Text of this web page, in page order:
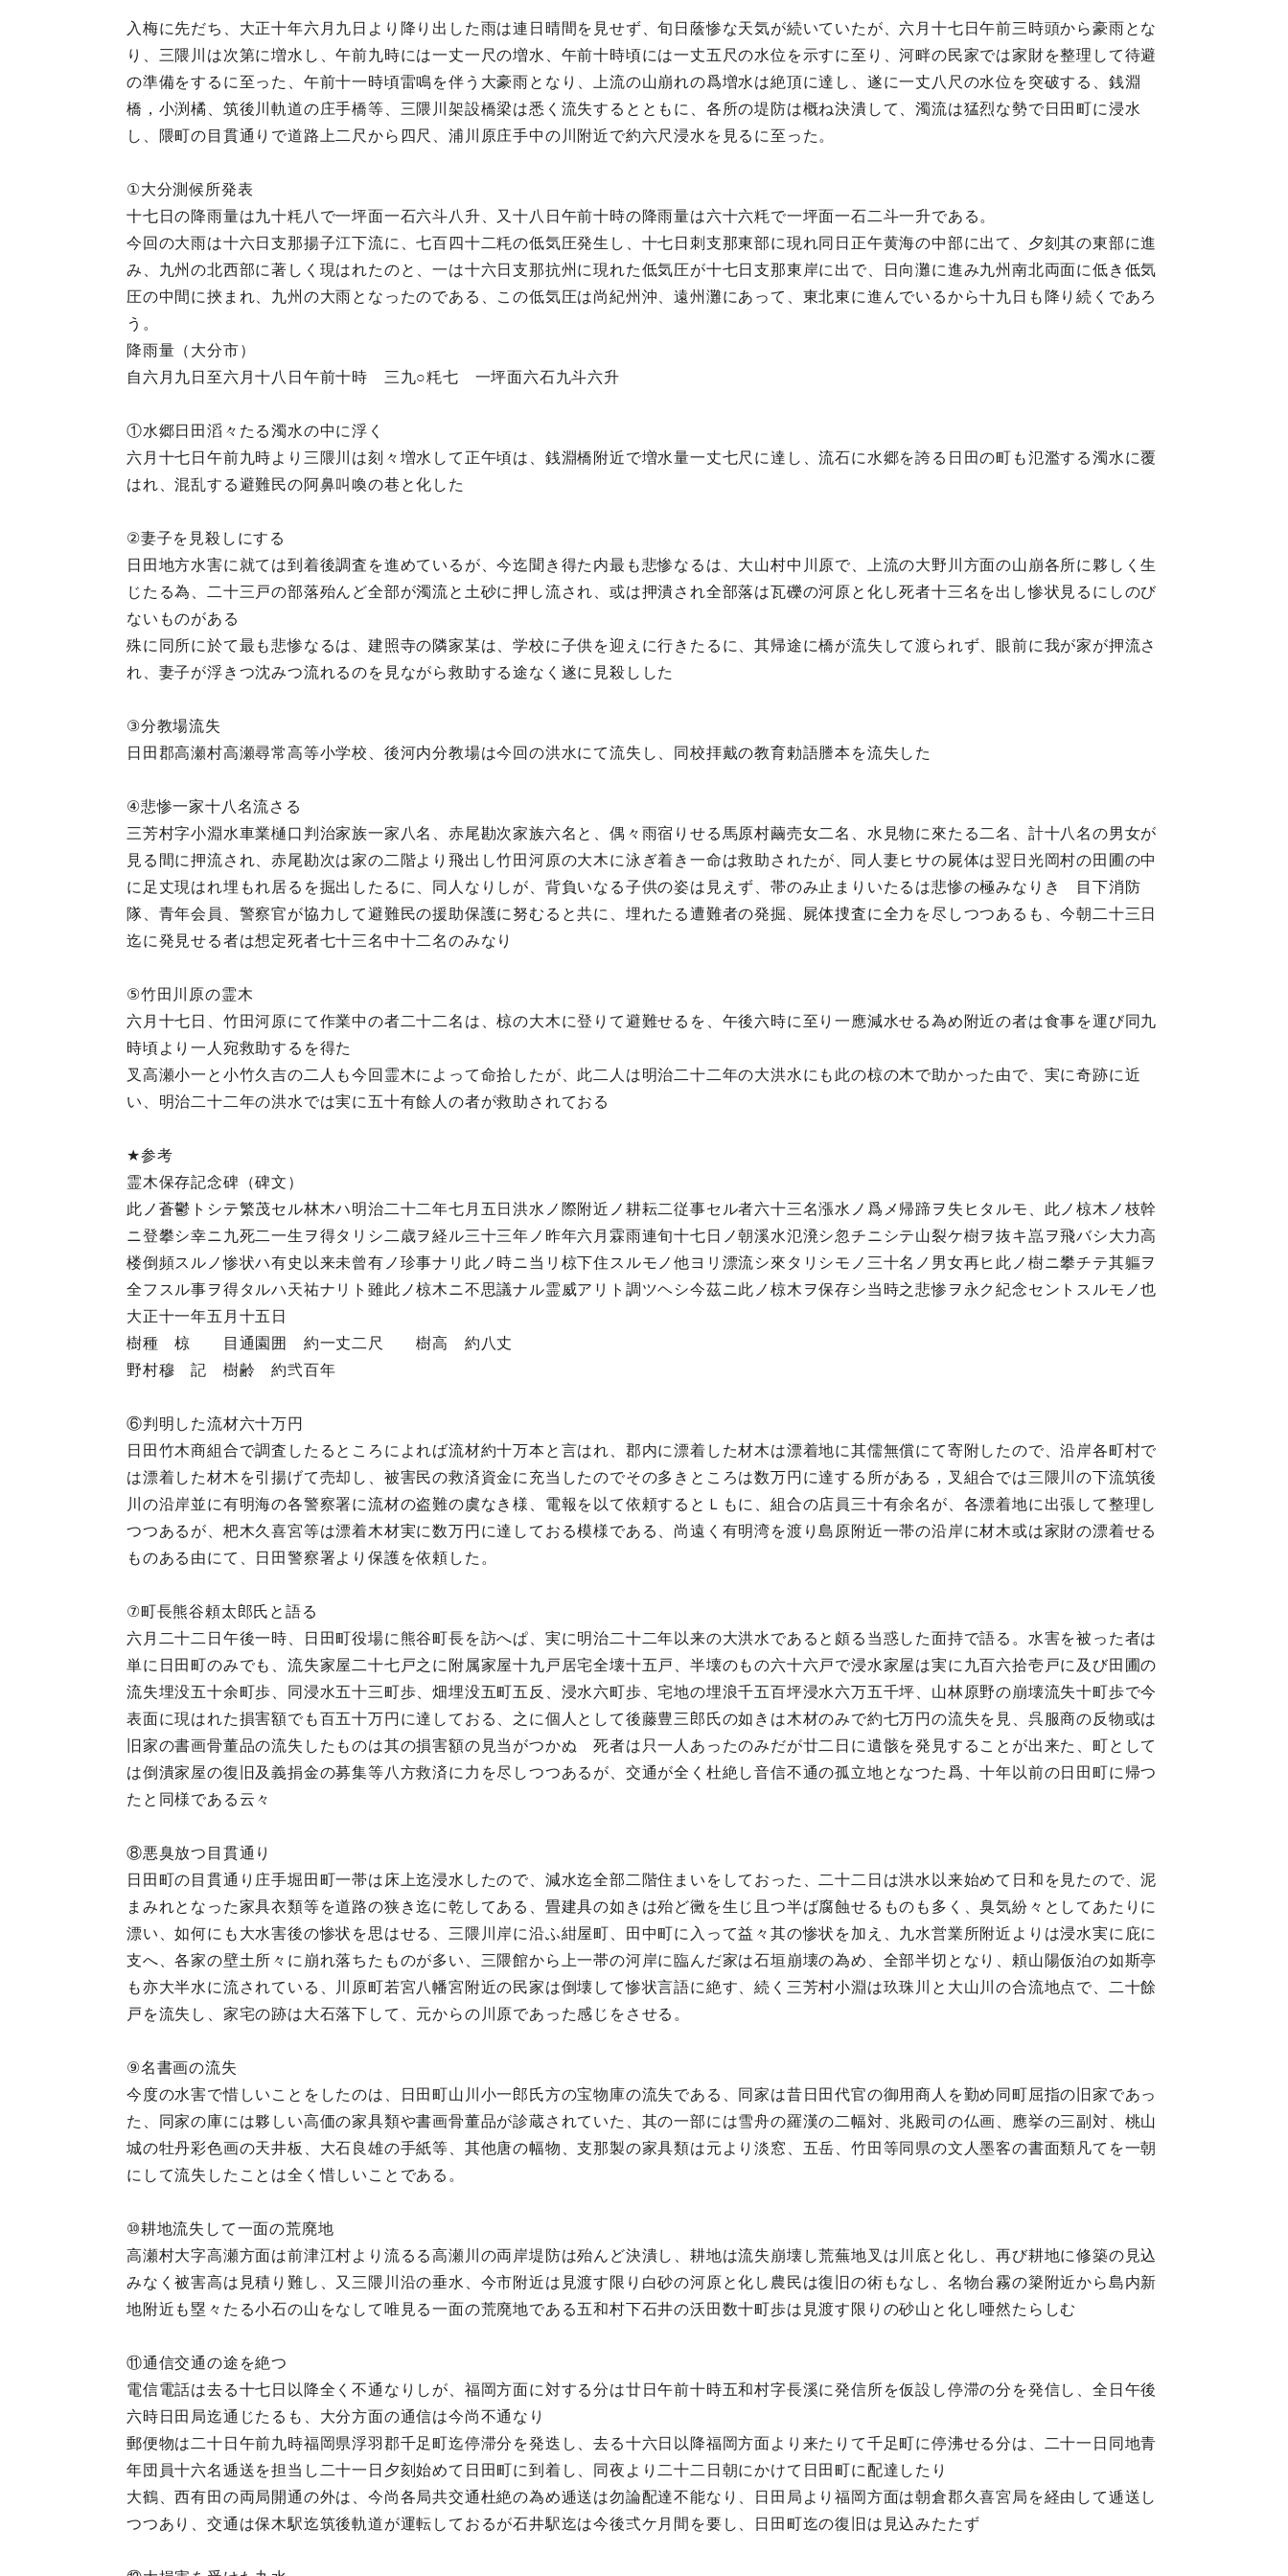
入梅に先だち、大正十年六月九日より降り出した雨は連日晴間を見せず、旬日蔭惨な天気が続いていたが、六月十七日午前三時頭から豪雨とな
り、三隈川は次第に増水し、午前九時には一丈一尺の増水、午前十時頃には一丈五尺の水位を示すに至り、河畔の民家では家財を整理して待避
の準備をするに至った、午前十一時頃雷鳴を伴う大豪雨となり、上流の山崩れの爲増水は絶頂に達し、遂に一丈八尺の水位を突破する、銭淵
橋，小渕橘、筑後川軌道の庄手橋等、三隈川架設橋梁は悉く流失するとともに、各所の堤防は概ね決潰して、濁流は猛烈な勢で日田町に浸水
し、隈町の目貫通りで道路上二尺から四尺、浦川原庄手中の川附近で約六尺浸水を見るに至った。
①大分測候所発表
十七日の降雨量は九十粍八で一坪面一石六斗八升、又十八日午前十時の降雨量は六十六粍で一坪面一石二斗一升である。
今回の大雨は十六日支那揚子江下流に、七百四十二粍の低気圧発生し、十七日刺支那東部に現れ同日正午黄海の中部に出て、夕刻其の東部に進
み、九州の北西部に著しく現はれたのと、一は十六日支那抗州に現れた低気圧が十七日支那東岸に出で、日向灘に進み九州南北両面に低き低気
圧の中間に挾まれ、九州の大雨となったのである、この低気圧は尚紀州沖、遠州灘にあって、東北東に進んでいるから十九日も降り続くであろ
う。
降雨量（大分市）
自六月九日至六月十八日午前十時 三九○粍七 一坪面六石九斗六升
①水郷日田滔々たる濁水の中に浮く
六月十七日午前九時より三隈川は刻々増水して正午頃は、銭淵橋附近で増水量一丈七尺に達し、流石に水郷を誇る日田の町も氾濫する濁水に覆
はれ、混乱する避難民の阿鼻叫喚の巷と化した
②妻子を見殺しにする
日田地方水害に就ては到着後調査を進めているが、今迄聞き得た内最も悲惨なるは、大山村中川原で、上流の大野川方面の山崩各所に夥しく生
じたる為、二十三戸の部落殆んど全部が濁流と土砂に押し流され、或は押潰され全部落は瓦礫の河原と化し死者十三名を出し惨状見るにしのび
ないものがある
殊に同所に於て最も悲惨なるは、建照寺の隣家某は、学校に子供を迎えに行きたるに、其帰途に橋が流失して渡られず、眼前に我が家が押流さ
れ、妻子が浮きつ沈みつ流れるのを見ながら救助する途なく遂に見殺しした
③分教場流失
日田郡高瀬村高瀬尋常高等小学校、後河内分教場は今回の洪水にて流失し、同校拝戴の教育勅語謄本を流失した
④悲惨一家十八名流さる
三芳村字小淵水車業樋口判治家族一家八名、赤尾勘次家族六名と、偶々雨宿りせる馬原村繭売女二名、水見物に來たる二名、計十八名の男女が
見る間に押流され、赤尾勘次は家の二階より飛出し竹田河原の大木に泳ぎ着き一命は救助されたが、同人妻ヒサの屍体は翌日光岡村の田圃の中
に足丈現はれ埋もれ居るを掘出したるに、同人なりしが、背負いなる子供の姿は見えず、帯のみ止まりいたるは悲惨の極みなりき 目下消防
隊、青年会員、警察官が協力して避難民の援助保護に努むると共に、埋れたる遭難者の発掘、屍体捜査に全力を尽しつつあるも、今朝二十三日
迄に発見せる者は想定死者七十三名中十二名のみなり
⑤竹田川原の霊木
六月十七日、竹田河原にて作業中の者二十二名は、椋の大木に登りて避難せるを、午後六時に至り一應減水せる為め附近の者は食事を運び同九
時頃より一人宛救助するを得た
叉高瀬小一と小竹久吉の二人も今回霊木によって命拾したが、此二人は明治二十二年の大洪水にも此の椋の木で助かった由で、実に奇跡に近
い、明治二十二年の洪水では実に五十有餘人の者が救助されておる
★参考
霊木保存記念碑（碑文）
此ノ蒼鬱トシテ繁茂セル林木ハ明治二十二年七月五日洪水ノ際附近ノ耕耘二従事セル者六十三名漲水ノ爲メ帰蹄ヲ失ヒタルモ、此ノ椋木ノ枝幹
ニ登攀シ幸ニ九死二一生ヲ得タリシ二歳ヲ経ル三十三年ノ昨年六月霖雨連旬十七日ノ朝溪水氾溌シ忽チニシテ山裂ケ樹ヲ抜キ嵓ヲ飛バシ大力高
楼倒頻スルノ惨状ハ有史以来未曾有ノ珍事ナリ此ノ時ニ当リ椋下住スルモノ他ヨリ漂流シ來タリシモノ三十名ノ男女再ヒ此ノ樹ニ攀チテ其軀ヲ
全フスル事ヲ得タルハ天祐ナリト雖此ノ椋木ニ不思議ナル霊威アリト調ツヘシ今茲ニ此ノ椋木ヲ保存シ当時之悲惨ヲ永ク紀念セントスルモノ也
大正十一年五月十五日
樹種 椋 目通園囲 約一丈二尺 樹高 約八丈
野村穆 記 樹齢 約弐百年
⑥判明した流材六十万円
日田竹木商組合で調査したるところによれば流材約十万本と言はれ、郡内に漂着した材木は漂着地に其儒無償にて寄附したので、沿岸各町村で
は漂着した材木を引揚げて売却し、被害民の救済資金に充当したのでその多きところは数万円に達する所がある，叉組合では三隈川の下流筑後
川の沿岸並に有明海の各警察署に流材の盗難の虞なき様、電報を以て依頼するとＬもに、組合の店員三十有余名が、各漂着地に出張して整理し
つつあるが、杷木久喜宮等は漂着木材実に数万円に達しておる模様である、尚遠く有明湾を渡り島原附近一帯の沿岸に材木或は家財の漂着せる
ものある由にて、日田警察署より保護を依頼した。
⑦町長熊谷頼太郎氏と語る
六月二十二日午後一時、日田町役場に熊谷町長を訪へぱ、実に明治二十二年以来の大洪水であると頗る当惑した面持で語る。水害を被った者は
単に日田町のみでも、流失家屋二十七戸之に附属家屋十九戸居宅全壊十五戸、半壊のもの六十六戸で浸水家屋は実に九百六拾壱戸に及び田圃の
流失埋没五十余町歩、同浸水五十三町歩、畑埋没五町五反、浸水六町歩、宅地の埋浪千五百坪浸水六万五千坪、山林原野の崩壊流失十町歩で今
表面に現はれた損害額でも百五十万円に達しておる、之に個人として後藤豊三郎氏の如きは木材のみで約七万円の流失を見、呉服商の反物或は
旧家の書画骨董品の流失したものは其の損害額の見当がつかぬ 死者は只一人あったのみだが廿二日に遺骸を発見することが出来た、町として
は倒潰家屋の復旧及義捐金の募集等八方救済に力を尽しつつあるが、交通が全く杜絶し音信不通の孤立地となつた爲、十年以前の日田町に帰つ
たと同様である云々
⑧悪臭放つ目貫通り
日田町の目貫通り庄手堀田町一帯は床上迄浸水したので、減水迄全部二階住まいをしておった、二十二日は洪水以来始めて日和を見たので、泥
まみれとなった家具衣類等を道路の狭き迄に乾してある、畳建具の如きは殆ど黴を生じ且つ半ば腐蝕せるものも多く、臭気紛々としてあたりに
漂い、如何にも大水害後の惨状を思はせる、三隈川岸に沿ふ紺屋町、田中町に入って益々其の惨状を加え、九水営業所附近よりは浸水実に庇に
支へ、各家の壁土所々に崩れ落ちたものが多い、三隈館から上一帯の河岸に臨んだ家は石垣崩壊の為め、全部半切となり、頼山陽仮泊の如斯亭
も亦大半水に流されている、川原町若宮八幡宮附近の民家は倒壊して惨状言語に絶す、続く三芳村小淵は玖珠川と大山川の合流地点で、二十餘
戸を流失し、家宅の跡は大石落下して、元からの川原であった感じをさせる。
⑨名書画の流失
今度の水害で惜しいことをしたのは、日田町山川小一郎氏方の宝物庫の流失である、同家は昔日田代官の御用商人を勤め同町屈指の旧家であっ
た、同家の庫には夥しい高価の家具類や書画骨董品が診蔵されていた、其の一部には雪舟の羅漢の二幅対、兆殿司の仏画、應挙の三副対、桃山
城の牡丹彩色画の天井板、大石良雄の手紙等、其他唐の幅物、支那製の家具類は元より淡窓、五岳、竹田等同県の文人墨客の書面類凡てを一朝
にして流失したことは全く惜しいことである。
⑩耕地流失して一面の荒廃地
高瀬村大字高瀬方面は前津江村より流るる高瀬川の両岸堤防は殆んど決潰し、耕地は流失崩壊し荒蕪地叉は川底と化し、再び耕地に修築の見込
みなく被害高は見積り難し、又三隈川沿の垂水、今市附近は見渡す限り白砂の河原と化し農民は復旧の術もなし、名物台霧の簗附近から島内新
地附近も塁々たる小石の山をなして唯見る一面の荒廃地である五和村下石井の沃田数十町歩は見渡す限りの砂山と化し唖然たらしむ
⑪通信交通の途を絶つ
電信電話は去る十七日以降全く不通なりしが、福岡方面に対する分は廿日午前十時五和村字長溪に発信所を仮設し停滞の分を発信し、全日午後
六時日田局迄通じたるも、大分方面の通信は今尚不通なり
郵便物は二十日午前九時福岡県浮羽郡千足町迄停滞分を発迭し、去る十六日以降福岡方面より来たりて千足町に停沸せる分は、二十一日同地青
年団員十六名逓送を担当し二十一日夕刻始めて日田町に到着し、同夜より二十二日朝にかけて日田町に配達したり
大鶴、西有田の両局開通の外は、今尚各局共交通杜絶の為め逓送は勿論配達不能なり、日田局より福岡方面は朝倉郡久喜宮局を経由して逓送し
つつあり、交通は保木駅迄筑後軌道が運転しておるが石井駅迄は今後弍ケ月間を要し、日田町迄の復旧は見込みたたず